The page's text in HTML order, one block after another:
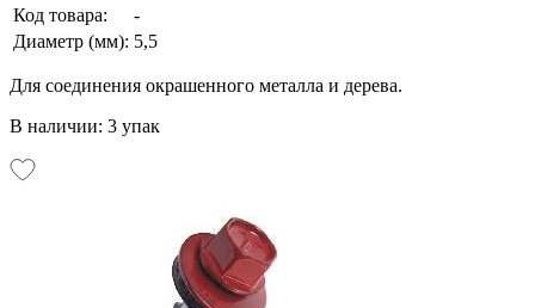
Код товара:
-
Диаметр (мм): 5,5
Для соединения окрашенного металла и дерева.
В наличии: 3 упак